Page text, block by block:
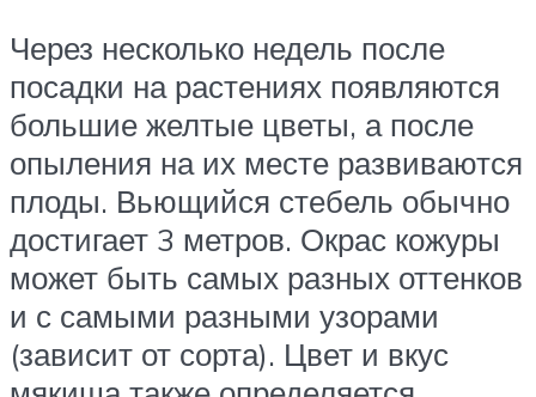
Через несколько недель после
посадки на растениях появляются
большие желтые цветы, а после
опыления на их месте развиваются
плоды. Вьющийся стебель обычно
достигает 3 метров. Окрас кожуры
может быть самых разных оттенков
и с самыми разными узорами
(зависит от сорта). Цвет и вкус